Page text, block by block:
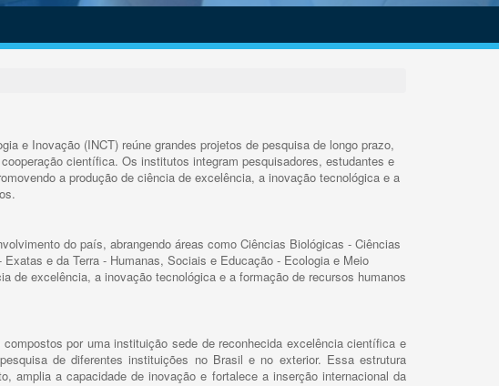
e Inovação (INCT) reúne grandes projetos de pesquisa de longo prazo,
científica. Os institutos integram pesquisadores, estudantes e
a produção de ciência de excelência, a inovação tecnológica e a
do país, abrangendo áreas como Ciências Biológicas - Ciências
e da Terra - Humanas, Sociais e Educação - Ecologia e Meio
de excelência, a inovação tecnológica e a formação de recursos humanos
por uma instituição sede de reconhecida excelência científica e
de diferentes instituições no Brasil e no exterior. Essa estrutura
amplia a capacidade de inovação e fortalece a inserção internacional da